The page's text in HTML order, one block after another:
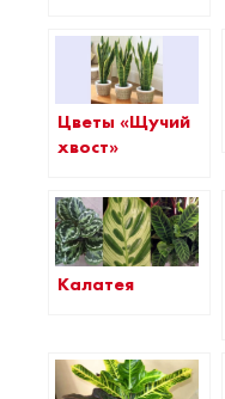
Цветы «Щучий
хвост»
Калатея